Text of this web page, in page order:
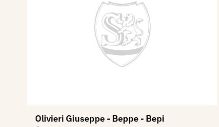
Olivieri Giuseppe - Beppe - Bepi